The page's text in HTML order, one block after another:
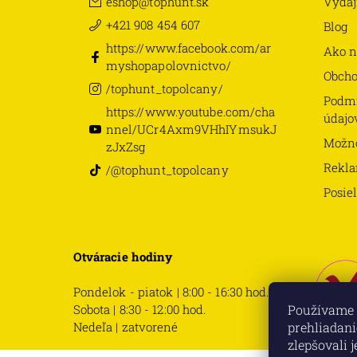
+421 908 454 607
https://www.facebook.com/ar
myshopapolovnictvo/
/tophunt_topolcany/
https://www.youtube.com/cha
nnel/UCr4Axm9VHhIYmsukJ
zJxZsg
/@tophunt_topolcany
Blog
Ako
Otváracie hodiny
Pondelok - piatok | 8:00 - 16:30 hod.
Sobota | 8:30 - 12:00 hod.
Nedeľa | zatvorené
zlepšovali